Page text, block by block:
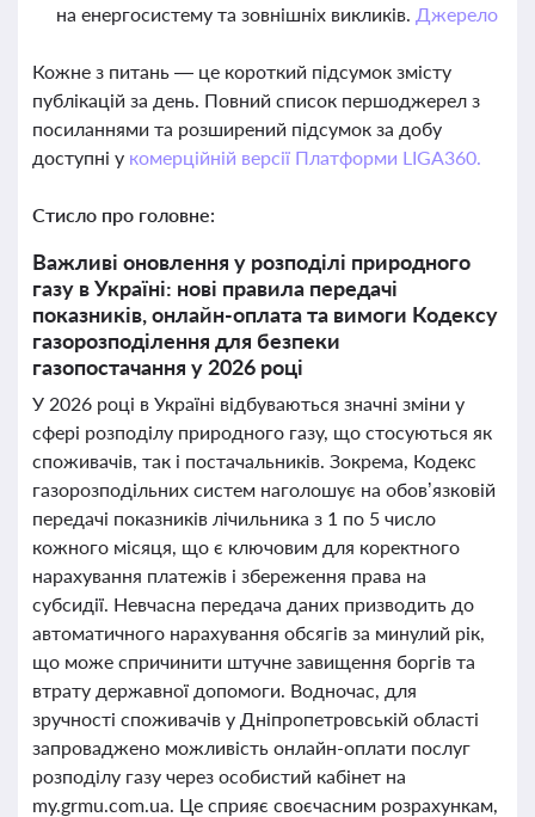
на енергосистему та зовнішніх викликів. Джерело
Кожне з питань — це короткий підсумок змісту
публікацій за день. Повний список першоджерел з
посиланнями та розширений підсумок за добу
доступні у комерційній версії Платформи LIGA360.
Стисло про головне:
Важливі оновлення у розподілі природного
газу в Україні: нові правила передачі
показників, онлайн-оплата та вимоги Кодексу
газорозподілення для безпеки
газопостачання у 2026 році
У 2026 році в Україні відбуваються значні зміни у
сфері розподілу природного газу, що стосуються як
споживачів, так і постачальників. Зокрема, Кодекс
газорозподільних систем наголошує на обов’язковій
передачі показників лічильника з 1 по 5 число
кожного місяця, що є ключовим для коректного
нарахування платежів і збереження права на
субсидії. Невчасна передача даних призводить до
автоматичного нарахування обсягів за минулий рік,
що може спричинити штучне завищення боргів та
втрату державної допомоги. Водночас, для
зручності споживачів у Дніпропетровській області
запроваджено можливість онлайн-оплати послуг
розподілу газу через особистий кабінет на
my.grmu.com.ua. Це сприяє своєчасним розрахункам,